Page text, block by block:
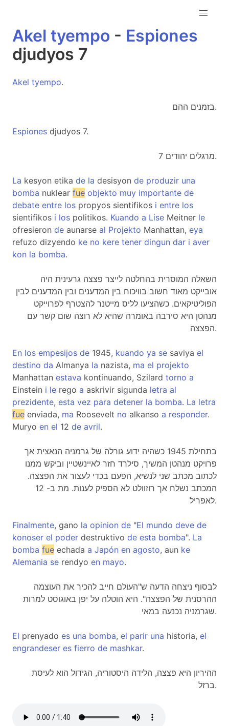
Akel tyempo - Espiones
djudyos 7
Akel tyempo.
בזמנים ההם.
Espiones djudyos 7.
מרגלים יהודים 7.
La kesyon etika de la desisyon de produzir una
bomba nuklear fue objekto muy importante de
debate entre los propyos sientifikos i entre los
sientifikos i los politikos. Kuando a Lise Meitner le
ofresieron de aunarse al Projekto Manhattan, eya
refuzo dizyendo ke no kere tener dingun dar i aver
kon la bomba.
השאלה המוסרית בהחלטה לייצר פצצה גרעינית היה
אובייקט מאוד חשוב בוויכוח בין המדענים ובין המדענים לבין
הפוליטיקאים. כשהציעו לליס מייטנר להצטרף לפרוייקט
מנהטן היא סירבה באומרה שהיא לא רוצה שום קשר עם
הפצצה.
En los empesijos de 1945, kuando ya se saviya el
destino da Almanya la nazista, ma el projekto
Manhattan estava kontinuando, Szilard torno a
Einstein i le rego a askrivir sigunda letra al
prezidente, esta vez para detener la bomba. La letra
fue enviada, ma Roosevelt no alkanso a responder.
Muryo en el 12 de avril.
בתחילת 1945 כשהיה ידוע גורלה של גרמניה הנאצית אך
פרויקט מנהטן המשיך, סילרד חזר לאיינשטיין וביקש ממנו
לכתוב מכתב שני לנשיא, הפעם בכדי לעצור את הפצצה.
המכתב נשלח אך רוזוולט לא הספיק לענות. מת ב- 12
לאפריל.
Finalmente, gano la opinion de "El mundo deve de
konoser el poder destruktivo de esta bomba". La
bomba fue echada a Japón en agosto, aun ke
Alemania se rendyo en mayo.
לבסוף ניצחה הדעה ש"העולם חייב להכיר את העוצמה
ההרסנית של הפצצה". היא הוטלה על יפן באוגוסט למרות
שגרמניה נכנעה במאי.
El prenyado es una bomba, el parir una historia, el
engrandeser es fierro de mashkar.
ההיריון היא פצצה, הלידה היסטוריה, הגידול הוא לעיסת
ברזל.